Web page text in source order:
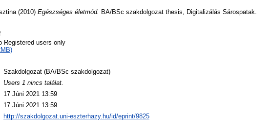
(2010) Egészséges életmód. BA/BSc szakdolgozat thesis, Digitalizálás Sárospatak.
Registered users only
Szakdolgozat (BA/BSc szakdolgozat)
Users 1 nincs találat.
17 Júni 2021 13:59
17 Júni 2021 13:59
http://szakdolgozat.uni-eszterhazy.hu/id/eprint/9825